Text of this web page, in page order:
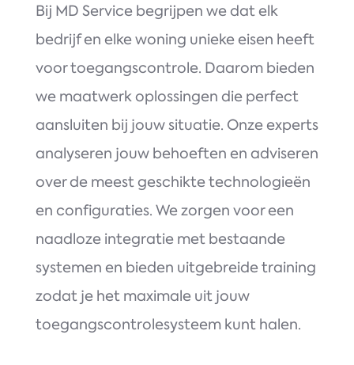
Bij MD Service begrijpen we dat elk
bedrijf en elke woning unieke eisen heeft
voor toegangscontrole. Daarom bieden
we maatwerk oplossingen die perfect
aansluiten bij jouw situatie. Onze experts
analyseren jouw behoeften en adviseren
over de meest geschikte technologieën
en configuraties. We zorgen voor een
naadloze integratie met bestaande
systemen en bieden uitgebreide training
zodat je het maximale uit jouw
toegangscontrolesysteem kunt halen.